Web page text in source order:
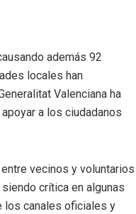
además 92
locales han
Valenciana ha
a los ciudadanos
vecinos y voluntarios
crítica en algunas
los canales oficiales y